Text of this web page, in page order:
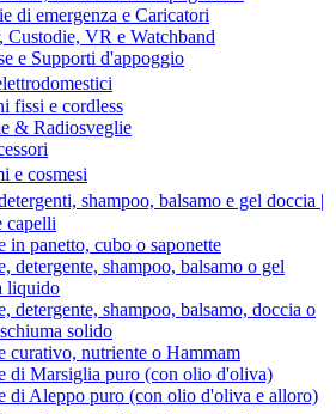
di emergenza e Caricatori
Custodie, VR e Watchband
e Supporti d'appoggio
fissi e cordless
& Radiosveglie
e cosmesi
shampoo, balsamo e gel doccia |
capelli
in panetto, cubo o saponette
detergente, shampoo, balsamo o gel
liquido
detergente, shampoo, balsamo, doccia o
solido
curativo, nutriente o Hammam
di Marsiglia puro (con olio d'oliva)
di Aleppo puro (con olio d'oliva e alloro)